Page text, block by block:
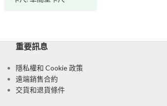
重要訊息
隱私權和 Cookie 政策
遠端銷售合約
交貨和退貨條件